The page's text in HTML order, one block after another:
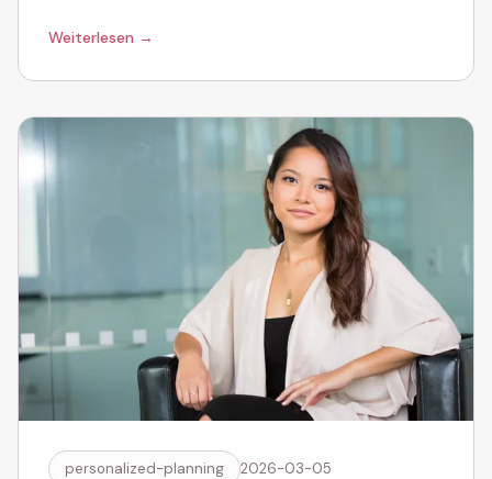
Weiterlesen →
personalized-planning 2026-03-05